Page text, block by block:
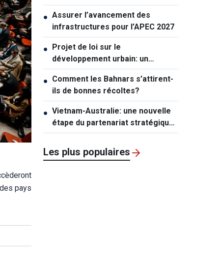
pays
succession politique
● Assurer l’avancement des
infrastructures pour l’APEC 2027
● Projet de loi sur le
développement urbain: un
mécanisme exceptionnel pour Hô
Chi Minh-ville
● Comment les Bahnars s’attirent-
ils de bonnes récoltes?
● Vietnam-Australie: une nouvelle
étape du partenariat stratégique
global
Les plus populaires